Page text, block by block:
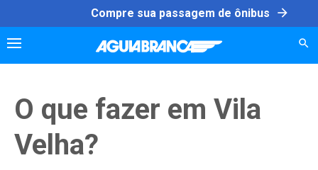
to
content
Compre sua passagem de ônibus arrow_forward
O que fazer em Vila
Velha?